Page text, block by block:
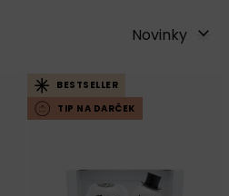
Novinky
BESTSELLER
TIP NA DARČEK